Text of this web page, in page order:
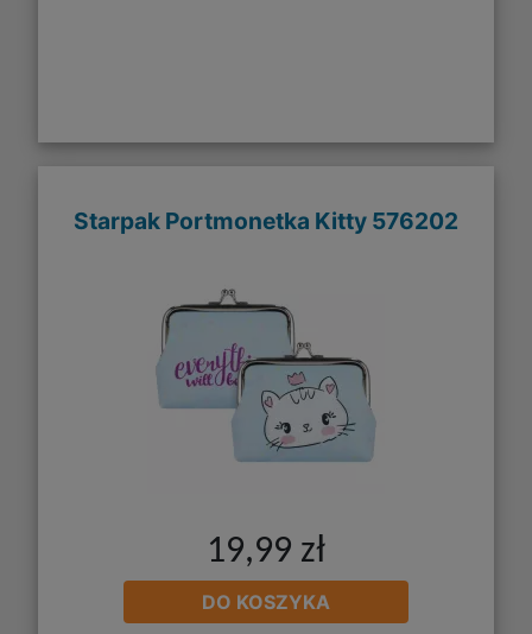
Starpak Portmonetka Kitty 576202
19,99 zł
DO KOSZYKA